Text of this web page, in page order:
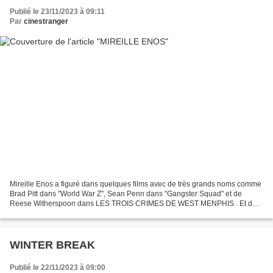
Publié le 23/11/2023 à 09:11
Par cinestranger
Mireille Enos a figuré dans quelques films avec de très grands noms comme
Brad Pitt dans "World War Z", Sean Penn dans "Gangster Squad" et de
Reese Witherspoon dans LES TROIS CRIMES DE WEST MENPHIS . Et de
WINTER BREAK
Publié le 22/11/2023 à 09:00